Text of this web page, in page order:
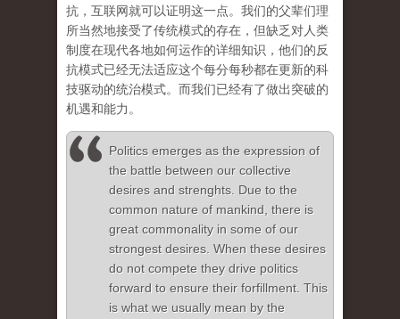
抗，互联网就可以证明这一点。我们的父辈们理
所当然地接受了传统模式的存在，但缺乏对人类
制度在现代各地如何运作的详细知识，他们的反
抗模式已经无法适应这个每分每秒都在更新的科
技驱动的统治模式。而我们已经有了做出突破的
机遇和能力。
Politics emerges as the expression of
the battle between our collective
desires and strenghts. Due to the
common nature of mankind, there is
great commonality in some of our
strongest desires. When these desires
do not compete they drive politics
forward to ensure their forfillment. This
is what we usually mean by the